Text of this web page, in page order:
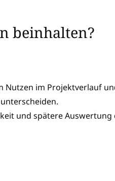
beinhalten?
im Projektverlauf
und spätere